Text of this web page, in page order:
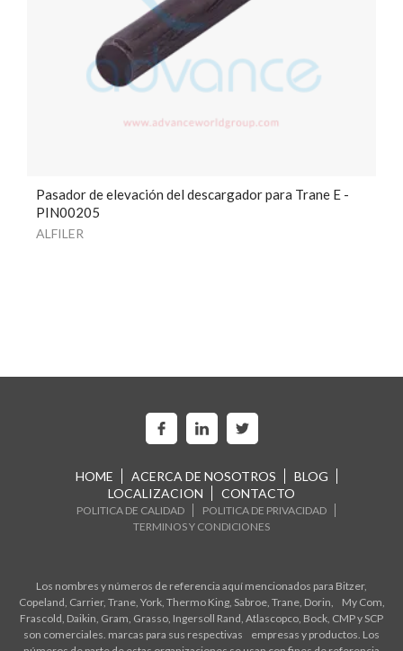
Pasador de elevación del descargador para Trane E -
PIN00205
ALFILER
HOME ACERCA DE NOSOTROS
BLOG
LOCALIZACION
CONTACTO
POLITICA DE CALIDAD
POLITICA DE PRIVACIDAD
TERMINOS Y CONDICIONES
Los nombres y números de referencia aquí mencionados para Bitzer,
Copeland, Carrier, Trane, York, Thermo King, Sabroe, Trane, Dorin, My Com,
Frascold, Daikin, Gram, Grasso, Ingersoll Rand, Atlascopco, Bock, CMP y SCP
son comerciales. marcas para sus respectivas empresas y productos. Los